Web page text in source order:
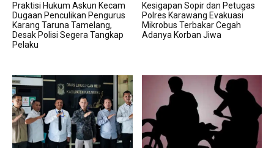
Praktisi Hukum Askun Kecam
Dugaan Penculikan Pengurus
Karang Taruna Tamelang,
Desak Polisi Segera Tangkap
Pelaku
Kesigapan Sopir dan Petugas
Polres Karawang Evakuasi
Mikrobus Terbakar Cegah
Adanya Korban Jiwa